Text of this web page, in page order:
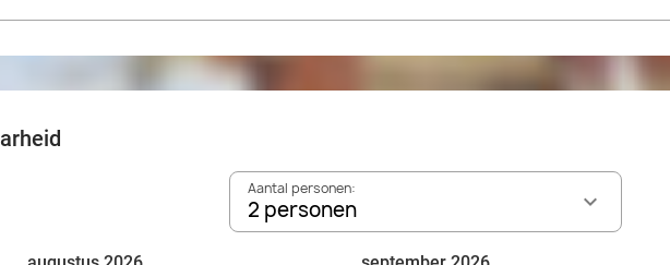
Aantal personen:
2 personen